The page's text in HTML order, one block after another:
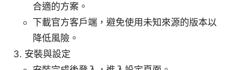
合適的方案。
下載官方客戶端，避免使用未知來源的版本以
降低風險。
安裝與設定